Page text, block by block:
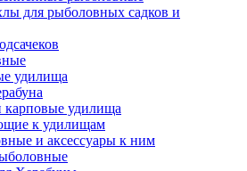
для рыболовных садков и
удилища
удилища
к удилищам
и аксессуары к ним